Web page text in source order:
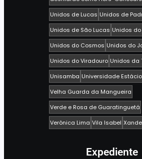
Unidos de Lucas Unidos de
Unidos de São Lucas Unidos
Unidos do Cosmos Unidos do
Unidos do Viradouro Unidos da
Unisamba Universidade Estácio
Velha Guarda da Mangueira
Verde e Rosa de Guaratinguetá
Verônica Lima Vila Isabel
Expediente